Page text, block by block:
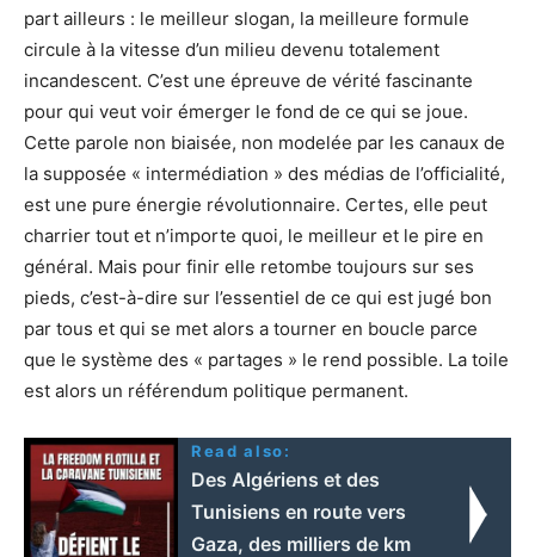
part ailleurs : le meilleur slogan, la meilleure formule
circule à la vitesse d’un milieu devenu totalement
incandescent. C’est une épreuve de vérité fascinante
pour qui veut voir émerger le fond de ce qui se joue.
Cette parole non biaisée, non modelée par les canaux de
la supposée « intermédiation » des médias de l’officialité,
est une pure énergie révolutionnaire. Certes, elle peut
charrier tout et n’importe quoi, le meilleur et le pire en
général. Mais pour finir elle retombe toujours sur ses
pieds, c’est-à-dire sur l’essentiel de ce qui est jugé bon
par tous et qui se met alors a tourner en boucle parce
que le système des « partages » le rend possible. La toile
est alors un référendum politique permanent.
Read also:
Des Algériens et des
Tunisiens en route vers
Gaza, des milliers de km